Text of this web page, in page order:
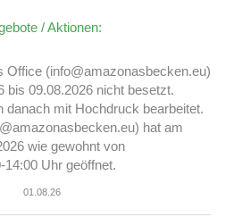
/ Aktionen:
Office (info@amazonasbecken.eu)
bis 09.08.2026 nicht besetzt.
danach mit Hochdruck bearbeitet.
hat am
wie gewohnt von
14:00 Uhr geöffnet.
01.08.26